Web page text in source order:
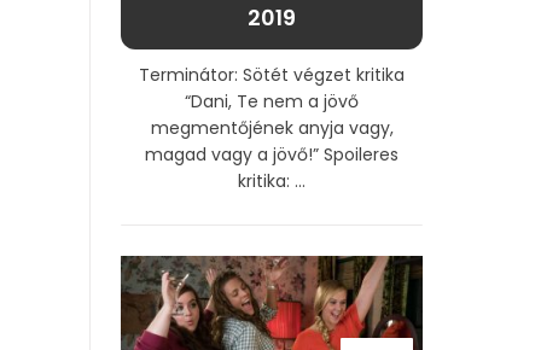
2019
Terminátor: Sötét végzet kritika
“Dani, Te nem a jövő
megmentőjének anyja vagy,
magad vagy a jövő!” Spoileres
kritika: ...